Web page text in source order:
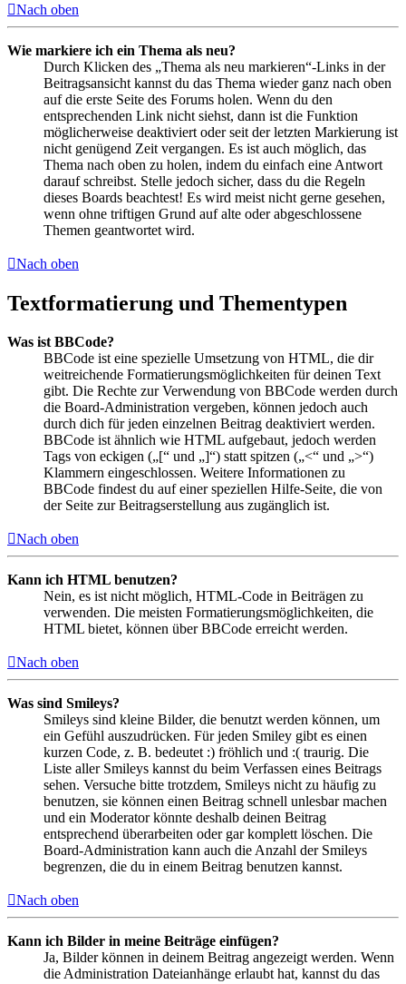
Nach oben
Wie markiere ich ein Thema als neu?
Durch Klicken des „Thema als neu markieren“-Links in der
Beitragsansicht kannst du das Thema wieder ganz nach oben
auf die erste Seite des Forums holen. Wenn du den
entsprechenden Link nicht siehst, dann ist die Funktion
möglicherweise deaktiviert oder seit der letzten Markierung ist
nicht genügend Zeit vergangen. Es ist auch möglich, das
Thema nach oben zu holen, indem du einfach eine Antwort
darauf schreibst. Stelle jedoch sicher, dass du die Regeln
dieses Boards beachtest! Es wird meist nicht gerne gesehen,
wenn ohne triftigen Grund auf alte oder abgeschlossene
Themen geantwortet wird.
Nach oben
Textformatierung und Thementypen
Was ist BBCode?
BBCode ist eine spezielle Umsetzung von HTML, die dir
weitreichende Formatierungsmöglichkeiten für deinen Text
gibt. Die Rechte zur Verwendung von BBCode werden durch
die Board-Administration vergeben, können jedoch auch
durch dich für jeden einzelnen Beitrag deaktiviert werden.
BBCode ist ähnlich wie HTML aufgebaut, jedoch werden
Tags von eckigen („[“ und „]“) statt spitzen („<“ und „>“)
Klammern eingeschlossen. Weitere Informationen zu
BBCode findest du auf einer speziellen Hilfe-Seite, die von
der Seite zur Beitragserstellung aus zugänglich ist.
Nach oben
Kann ich HTML benutzen?
Nein, es ist nicht möglich, HTML-Code in Beiträgen zu
verwenden. Die meisten Formatierungsmöglichkeiten, die
HTML bietet, können über BBCode erreicht werden.
Nach oben
Was sind Smileys?
Smileys sind kleine Bilder, die benutzt werden können, um
ein Gefühl auszudrücken. Für jeden Smiley gibt es einen
kurzen Code, z. B. bedeutet :) fröhlich und :( traurig. Die
Liste aller Smileys kannst du beim Verfassen eines Beitrags
sehen. Versuche bitte trotzdem, Smileys nicht zu häufig zu
benutzen, sie können einen Beitrag schnell unlesbar machen
und ein Moderator könnte deshalb deinen Beitrag
entsprechend überarbeiten oder gar komplett löschen. Die
Board-Administration kann auch die Anzahl der Smileys
begrenzen, die du in einem Beitrag benutzen kannst.
Nach oben
Kann ich Bilder in meine Beiträge einfügen?
Ja, Bilder können in deinem Beitrag angezeigt werden. Wenn
die Administration Dateianhänge erlaubt hat, kannst du das